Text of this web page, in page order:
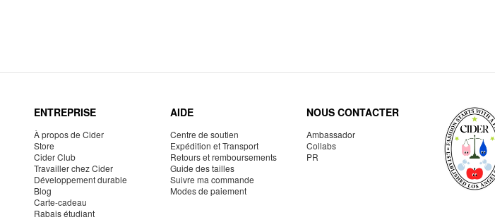
ENTREPRISE
À propos de Cider
Store
Cider Club
Travailler chez Cider
Développement durable
Blog
Carte-cadeau
Rabais étudiant
AIDE
Centre de soutien
Expédition et Transport
Retours et remboursements
Guide des tailles
Suivre ma commande
Modes de paiement
NOUS CONTACTER
Ambassador
Collabs
PR